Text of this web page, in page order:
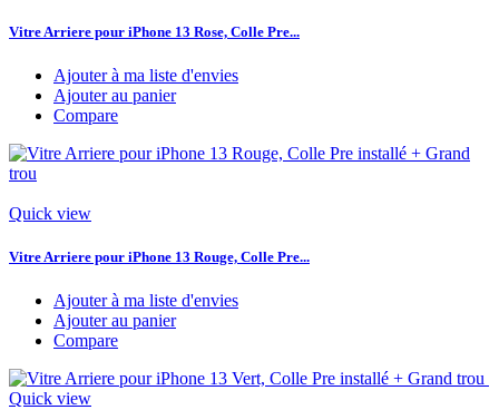
Vitre Arriere pour iPhone 13 Rose, Colle Pre...
Ajouter à ma liste d'envies
Ajouter au panier
Compare
Quick view
Vitre Arriere pour iPhone 13 Rouge, Colle Pre...
Ajouter à ma liste d'envies
Ajouter au panier
Compare
Quick view